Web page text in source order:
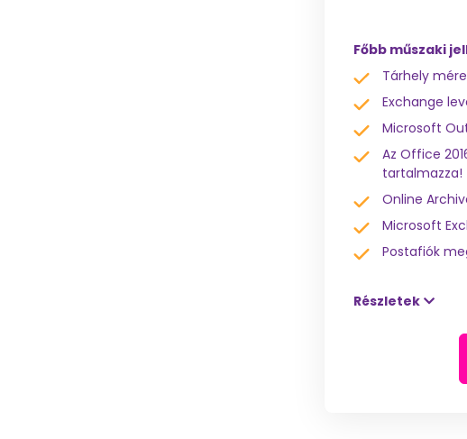
Főbb műszaki
Tárhely
Exchange
Microsoft
Az Office
tartalmazza!
Online
Microsoft
Postafiók
Részletek